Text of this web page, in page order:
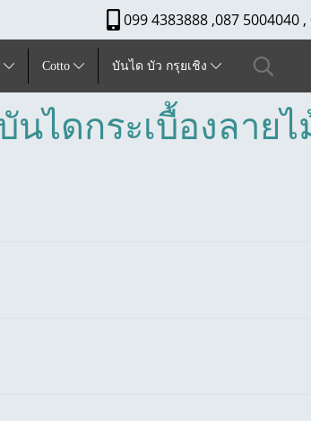
099 4383888 ,087 5004040
Cotto บันได บัว กรุยเชิง
ไดกระเบื้องลายไ